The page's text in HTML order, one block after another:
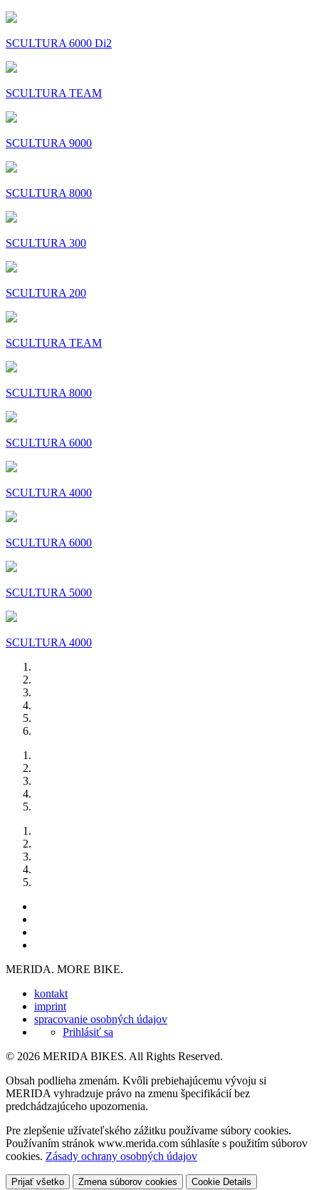
SCULTURA 6000 Di2
SCULTURA TEAM
SCULTURA 9000
SCULTURA 8000
SCULTURA 300
SCULTURA 200
SCULTURA TEAM
SCULTURA 8000
SCULTURA 6000
SCULTURA 4000
SCULTURA 6000
SCULTURA 5000
SCULTURA 4000
MERIDA. MORE BIKE.
kontakt
imprint
spracovanie osobných údajov
Prihlásiť sa
© 2026 MERIDA BIKES. All Rights Reserved.
Obsah podlieha zmenám. Kvôli prebiehajúcemu vývoju si
MERIDA vyhradzuje právo na zmenu špecifikácií bez
predchádzajúceho upozornenia.
Pre zlepšenie užívateľského zážitku používame súbory cookies.
Používaním stránok www.merida.com súhlasíte s použitím súborov
cookies. Zásady ochrany osobných údajov
Prijať všetko Zmena súborov cookies Cookie Details